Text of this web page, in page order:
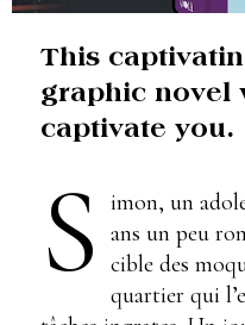
This
graphic novel
captivate you.
S
imon, un
ans un peu
cible des
quartier qui